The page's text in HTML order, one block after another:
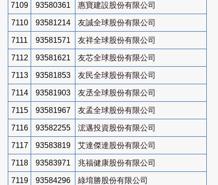
7109 93580361 惠寶建設股份有限公司
7110 93581214 友誠全球股份有限公司
7111 93581571 友祥全球股份有限公司
7112 93581621 友芯全球股份有限公司
7113 93581853 友民全球股份有限公司
7114 93581903 友丞全球股份有限公司
7115 93581967 友孟全球股份有限公司
7116 93582255 浤邁投資股份有限公司
7117 93583819 艾達傑達股份有限公司
7118 93583971 兆福健康股份有限公司
7119 93584296 綠堉勝股份有限公司